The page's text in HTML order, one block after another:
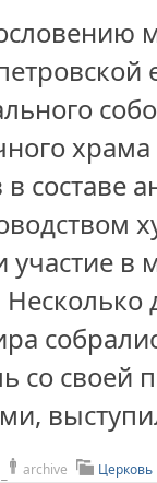
в составе
участие в
со своей
archive